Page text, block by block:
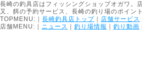
長崎の釣具店はフィッシングショップオガワ。
又、餌の予約サービス、長崎の釣り場のポイン
TOPMENU:｜ 長崎釣具店トップ ｜ 店舗サービス
店舗MENU:｜
ニュース ｜ 釣り場情報 ｜ 釣り動画